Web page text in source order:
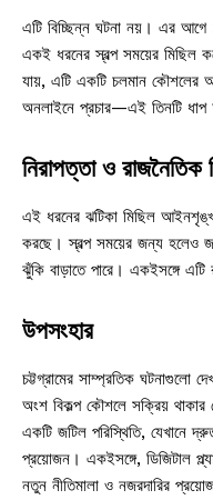
এটি বিচ্ছিন্ন ঘটনা নয়। এর
একই ধরনের স্বল্প সময়ের মিছিল
যায়, এটি একটি চলমান কৌশলের
অনলাইনে প্রচার—এই তিনটি
নিরাপত্তা ও রাজনৈতিক
এই ধরনের ঝটিকা মিছিল
করছে। স্বল্প সময়ের জন্য হলেও
ঝুঁকি বাড়াতে পারে। একইসঙ্গে
উপসংহার
চট্টগ্রামের সাম্প্রতিক ঘটনাগুলো
অংশ বিকল্প কৌশলে সক্রিয় থাকার
একটি জটিল পরিস্থিতি, যেখানে
প্রয়োজন। একইসঙ্গে, ডিজিটাল
নতুন নীতিমালা ও নজরদারির